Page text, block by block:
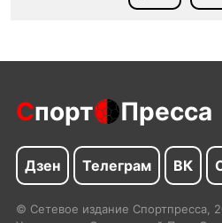
Спорт Пресса
Дзен Телеграм ВК
© Сетевое издание Спортпресса,